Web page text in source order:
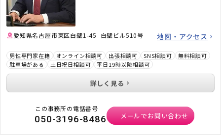
愛知県名古屋市東区白壁1-45 白壁ビル510号 地図・アクセス
男性専門家在籍 オンライン相談可 出張相談可 SNS相談可
無料相談可
駐車場がある
土日祝日相談可 平日19時以降相談可
詳しく見る
この事務所の電話番号
050-3196-8486 メールでお問い合わせ